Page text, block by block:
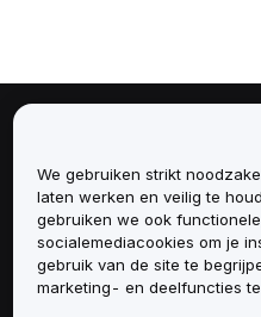
Diensten
Ondersteuning
We gebruiken strikt
laten werken en veilig te
gebruiken we ook
socialemediacookies om je
gebruik van de site te
marketing- en deelfuncties